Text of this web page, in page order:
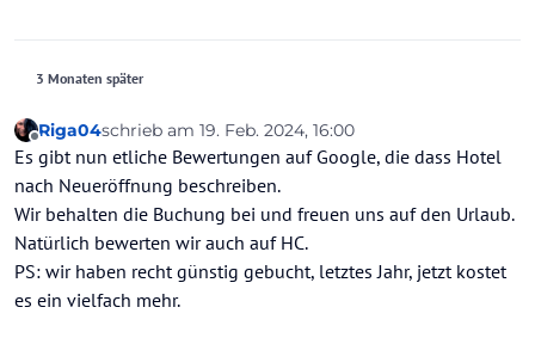
3 Monaten später
Offline
Riga04schrieb am 19. Feb. 2024, 16:00
zuletzt editiert von
Es gibt nun etliche Bewertungen auf Google, die dass Hotel
nach Neueröffnung beschreiben.
Wir behalten die Buchung bei und freuen uns auf den Urlaub.
Natürlich bewerten wir auch auf HC.
PS: wir haben recht günstig gebucht, letztes Jahr, jetzt kostet
es ein vielfach mehr.